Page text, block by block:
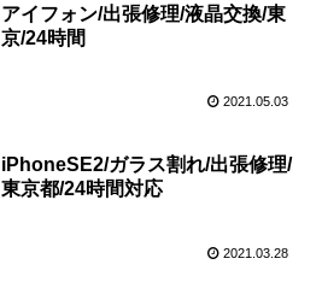
アイフォン/出張修理/液晶交換/東
京/24時間
2021.05.03
iPhoneSE2/ガラス割れ/出張修理/
東京都/24時間対応
2021.03.28